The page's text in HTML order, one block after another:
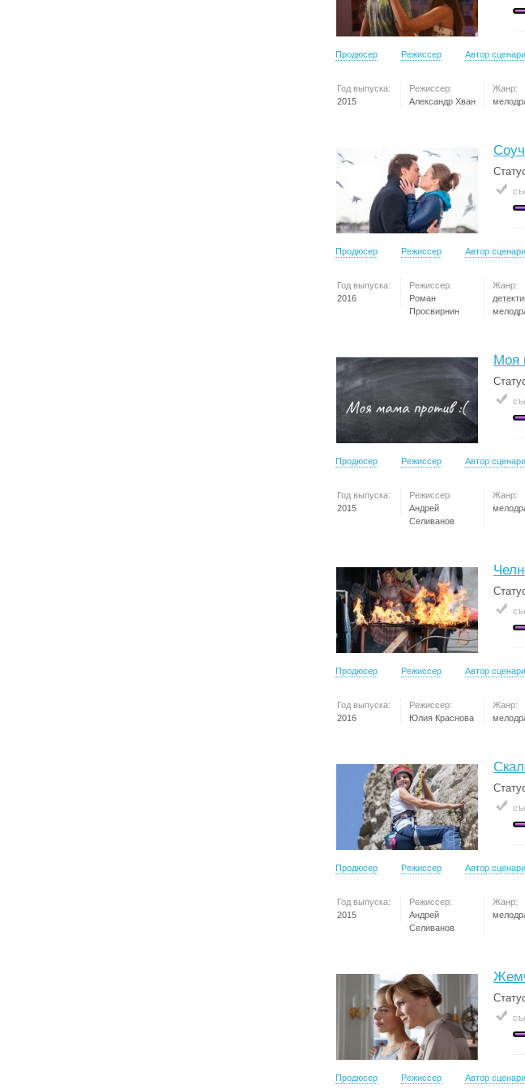
Продюсер Режиссер Автор
Год выпуска:
2015
Режиссер:
Александр Хван
Жанр:
Продюсер Режиссер Автор
Год выпуска:
2016
Режиссер:
Роман
Просвирнин
Жанр:
Моя
Продюсер Режиссер Автор
Год выпуска:
2015
Режиссер:
Андрей
Селиванов
Жанр:
Продюсер Режиссер Автор
Год выпуска:
2016
Режиссер:
Юлия Краснова
Жанр:
Продюсер Режиссер Автор
Год выпуска:
2015
Режиссер:
Андрей
Селиванов
Жанр:
Продюсер Режиссер Автор